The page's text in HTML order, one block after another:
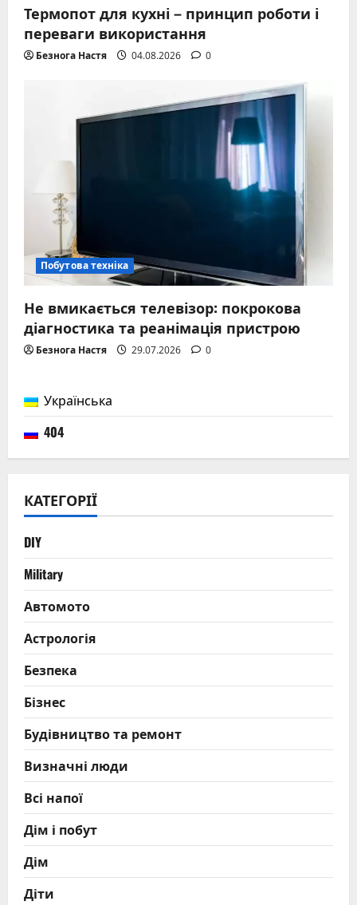
Термопот для кухні – принцип роботи і
переваги використання
Безнога Настя 04.08.2026 0
Побутова техніка
Не вмикається телевізор: покрокова
діагностика та реанімація пристрою
Безнога Настя 29.07.2026 0
Українська
404
КАТЕГОРІЇ
DIY
Military
Автомото
Астрологія
Безпека
Бізнес
Будівництво та ремонт
Визначні люди
Всі напої
Дім і побут
Дім
Діти